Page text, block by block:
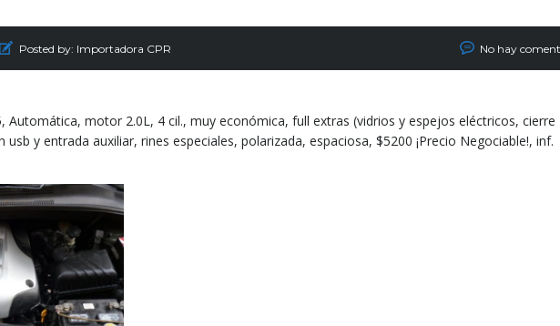
Posted by: Importadora CPR No hay
Automática, motor 2.0L, 4 cil., muy económica, full extras (vidrios y espejos eléctricos, cierre
usb y entrada auxiliar, rines especiales, polarizada, espaciosa, $5200 ¡Precio Negociable!, inf.